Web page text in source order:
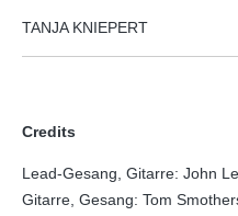
TANJA KNIEPERT
Credits
Lead-Gesang, Gitarre: John
Gitarre, Gesang: Tom